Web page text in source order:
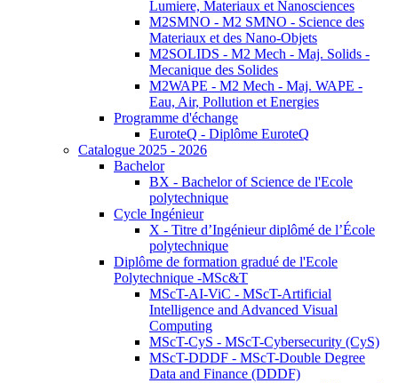
Lumiere, Materiaux et Nanosciences
M2SMNO - M2 SMNO - Science des
Materiaux et des Nano-Objets
M2SOLIDS - M2 Mech - Maj. Solids -
Mecanique des Solides
M2WAPE - M2 Mech - Maj. WAPE -
Eau, Air, Pollution et Energies
Programme d'échange
EuroteQ - Diplôme EuroteQ
Catalogue 2025 - 2026
Bachelor
BX - Bachelor of Science de l'Ecole
polytechnique
Cycle Ingénieur
X - Titre d’Ingénieur diplômé de l’École
polytechnique
Diplôme de formation gradué de l'Ecole
Polytechnique -MSc&T
MScT-AI-ViC - MScT-Artificial
Intelligence and Advanced Visual
Computing
MScT-CyS - MScT-Cybersecurity (CyS)
MScT-DDDF - MScT-Double Degree
Data and Finance (DDDF)